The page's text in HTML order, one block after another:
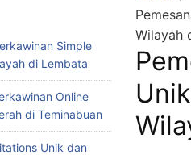
Wilayah
Simple
di Lembata
Online
di Teminabuan
Unik dan